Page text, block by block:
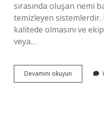
sırasında oluşan nemi
temizleyen sistemlerdir.
kalitede olmasını ve
veya…
Devamını okuyun
Hava